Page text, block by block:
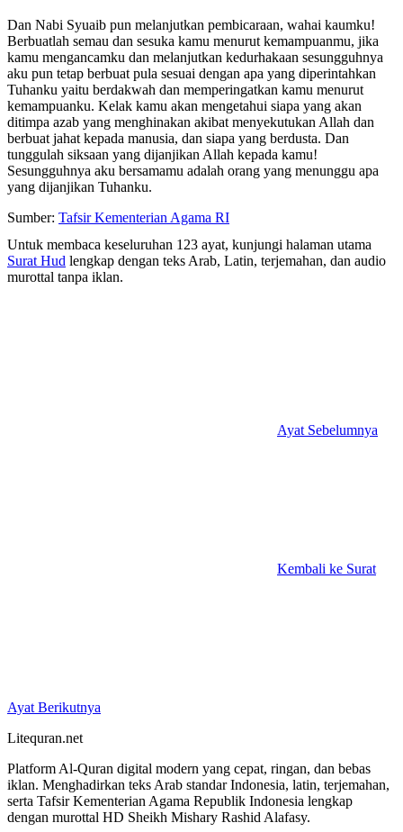
Dan Nabi Syuaib pun melanjutkan pembicaraan, wahai kaumku!
Berbuatlah semau dan sesuka kamu menurut kemampuanmu, jika
kamu mengancamku dan melanjutkan kedurhakaan sesungguhnya
aku pun tetap berbuat pula sesuai dengan apa yang diperintahkan
Tuhanku yaitu berdakwah dan memperingatkan kamu menurut
kemampuanku. Kelak kamu akan mengetahui siapa yang akan
ditimpa azab yang menghinakan akibat menyekutukan Allah dan
berbuat jahat kepada manusia, dan siapa yang berdusta. Dan
tunggulah siksaan yang dijanjikan Allah kepada kamu!
Sesungguhnya aku bersamamu adalah orang yang menunggu apa
yang dijanjikan Tuhanku.
Sumber: Tafsir Kementerian Agama RI
Untuk membaca keseluruhan 123 ayat, kunjungi halaman utama
Surat Hud lengkap dengan teks Arab, Latin, terjemahan, dan audio
murottal tanpa iklan.
Ayat Sebelumnya
Kembali ke Surat
Ayat Berikutnya
Litequran.net
Platform Al-Quran digital modern yang cepat, ringan, dan bebas
iklan. Menghadirkan teks Arab standar Indonesia, latin, terjemahan,
serta Tafsir Kementerian Agama Republik Indonesia lengkap
dengan murottal HD Sheikh Mishary Rashid Alafasy.